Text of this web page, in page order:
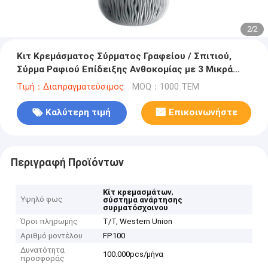
2/2
Κιτ Κρεμάσματος Σύρματος Γραφείου / Σπιτιού,
Σύρμα Ραφιού Επίδειξης Ανθοκομίας με 3 Μικρά
Κουμπώματα
Τιμή：Διαπραγματεύσιμος MOQ：1000 ΤΕΜ
Καλύτερη τιμή Επικοινωνήστε
Περιγραφή Προϊόντων
Υψηλό φως
Κίτ κρεμασμάτων,
σύστημα ανάρτησης
συρματόσχοινου
Όροι πληρωμής
T/T, Western Union
Αριθμό μοντέλου
FP100
Δυνατότητα
προσφοράς
100.000pcs/μήνα